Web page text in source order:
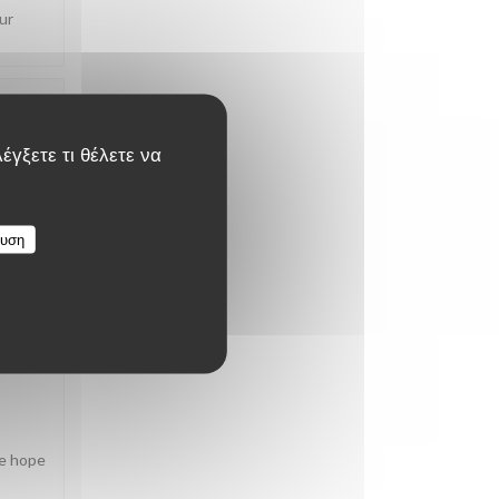
τι θέλετε να
hope